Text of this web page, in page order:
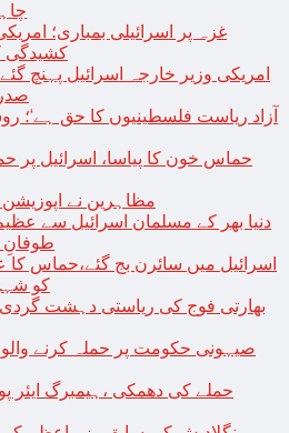
غزہ پر اسرائیلی بمباری؛
کشیدگی
امریکی وزیر خارجہ اسرائیل پہنچ
حماس خون کا پیاسا، اسرائیل پر
مظاہرین نے اپوزیشن
دنیا بھر کے مسلمان اسرائیل سے
طوفانِ
اسرائیل میں سائرن بج گئے،حماس
کو
حملے کی دھمکی ،ہیمبرگ ایئر